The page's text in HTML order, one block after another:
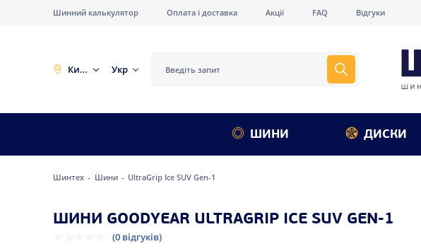
Шинний калькулятор Оплата і доставка Акції FAQ Відгуки
Київ Укр
ШИНИ ДИСКИ
Шинтех Шини UltraGrip Ice SUV Gen-1
ШИНИ GOODYEAR ULTRAGRIP ICE SUV GEN-1
(0 відгуків)